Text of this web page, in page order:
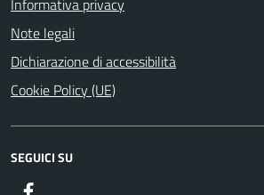
Informativa privacy
Note legali
Dichiarazione di accessibilità
Cookie Policy (UE)
SEGUICI SU